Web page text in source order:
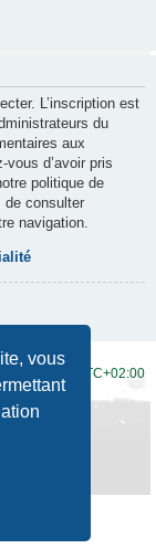
vous
L’inscription est
du
aux
d’avoir pris
politique de
de consulter
navigation.
UTC+02:00
Limited